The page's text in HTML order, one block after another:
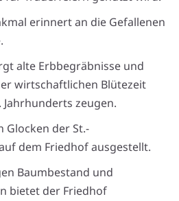
erinnert an die Gefallenen
alte Erbbegräbnisse und
wirtschaftlichen Blütezeit
zeugen.
Glocken der St.-
dem Friedhof ausgestellt.
Baumbestand und
bietet der Friedhof